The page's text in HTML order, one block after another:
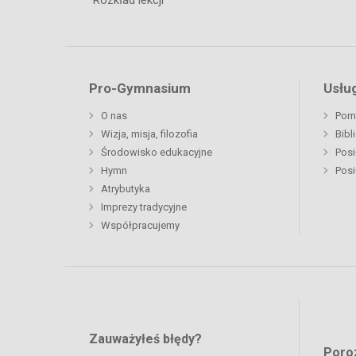
Pro-Gymnasium
O nas
Wizja, misja, filozofia
Środowisko edukacyjne
Hymn
Atrybutyka
Imprezy tradycyjne
Współpracujemy
Zauważyłeś błędy?